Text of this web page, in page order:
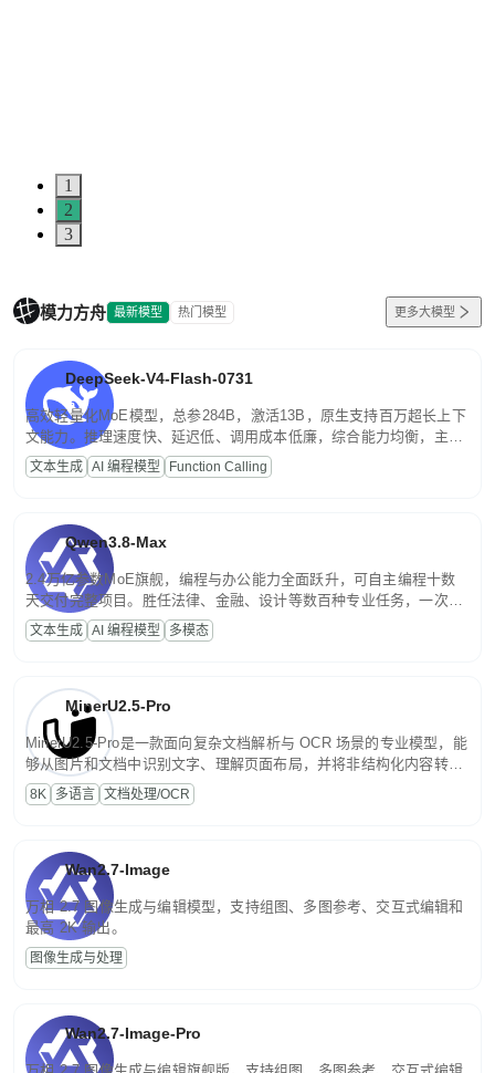
1
2
3
模力方舟 最新模型 热门模型 更多大模型
DeepSeek-V4-Flash-0731
高效轻量化MoE模型，总参284B，激活13B，原生支持百万超长上下
文能力。推理速度快、延迟低、调用成本低廉，综合能力均衡，主打
高并发、轻量化任务，适合日常对话、内容创作、基础 RAG、批量
文案处理等普惠刚需场景。
文本生成 AI 编程模型 Function Calling
Qwen3.8-Max
2.4万亿参数MoE旗舰，编程与办公能力全面跃升，可自主编程十数
天交付完整项目。胜任法律、金融、设计等数百种专业任务，一次对
话端到端交付生产级成果。原生视觉理解贯穿规划、执行与验证全流
程，支持超长文档与长视频的深度语义解析。长程任务中自主规划与
文本生成 AI 编程模型 多模态
MinerU2.5-Pro
MinerU2.5-Pro是一款面向复杂文档解析与 OCR 场景的专业模型，能
够从图片和文档中识别文字、理解页面布局，并将非结构化内容转换
为便于存储、检索和二次处理的结构化结果。
8K 多语言 文档处理/OCR
Wan2.7-Image
万相 2.7 图像生成与编辑模型，支持组图、多图参考、交互式编辑和
最高 2K 输出。
图像生成与处理
Wan2.7-Image-Pro